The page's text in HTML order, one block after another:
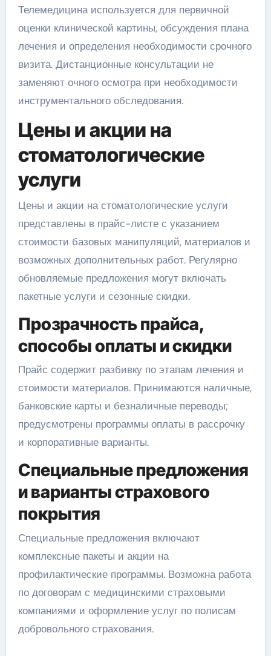
Телемедицина используется для первичной
оценки клинической картины, обсуждения плана
лечения и определения необходимости срочного
визита. Дистанционные консультации не
заменяют очного осмотра при необходимости
инструментального обследования.
Цены и акции на
стоматологические
услуги
Цены и акции на стоматологические услуги
представлены в прайс-листе с указанием
стоимости базовых манипуляций, материалов и
возможных дополнительных работ. Регулярно
обновляемые предложения могут включать
пакетные услуги и сезонные скидки.
Прозрачность прайса,
способы оплаты и скидки
Прайс содержит разбивку по этапам лечения и
стоимости материалов. Принимаются наличные,
банковские карты и безналичные переводы;
предусмотрены программы оплаты в рассрочку
и корпоративные варианты.
Специальные предложения
и варианты страхового
покрытия
Специальные предложения включают
комплексные пакеты и акции на
профилактические программы. Возможна работа
по договорам с медицинскими страховыми
компаниями и оформление услуг по полисам
добровольного страхования.